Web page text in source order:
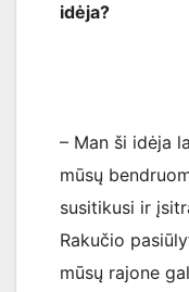
idėja?
– Man ši idėja
mūsų
susitikusi ir
Rakučio
mūsų rajone